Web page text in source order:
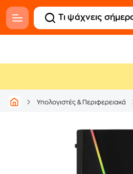
Υπολογιστές & Περιφερειακά